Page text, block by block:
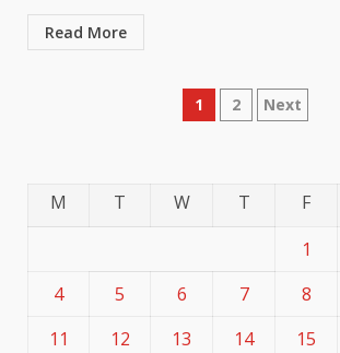
Read More
Posts
1 2 Next
M T W T F
1
4
5 6 7 8
11
12 13 14 15